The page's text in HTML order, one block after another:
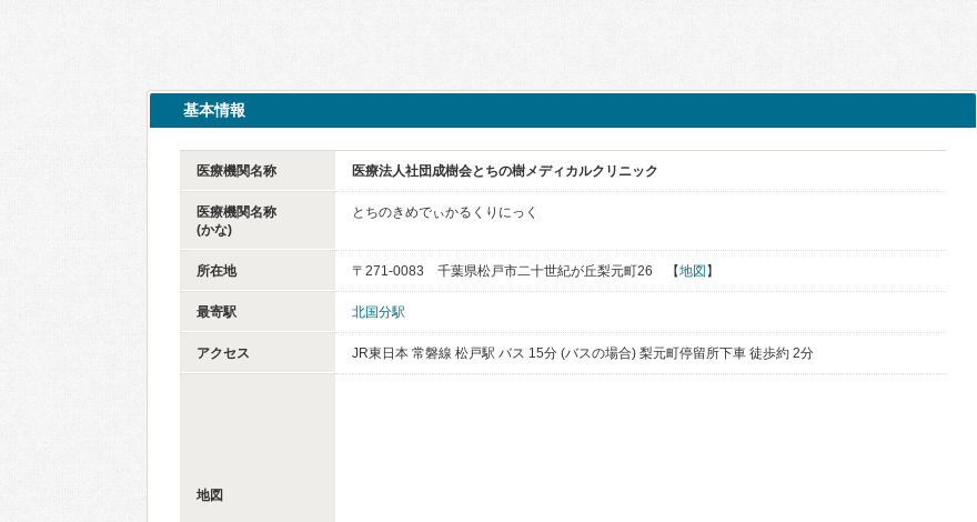
基本情報
医療機関名称 医療法人社団成樹会とちの樹メディカルクリニック
医療機関名称
(かな)
とちのきめでぃかるくりにっく
所在地 〒271-0083 千葉県松戸市二十世紀が丘梨元町26 【地図 】
最寄駅 北国分駅
アクセス JR東日本 常磐線 松戸駅 バス 15分 (バスの場合) 梨元町停留所下車 徒歩約 2分
地図